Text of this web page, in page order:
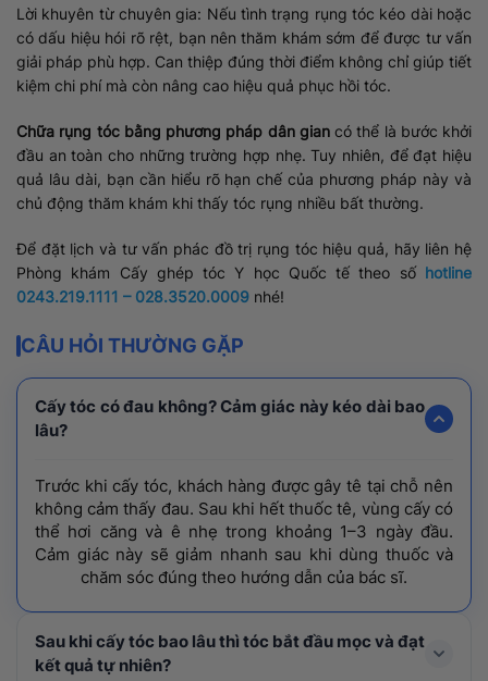
Lời khuyên từ chuyên gia: Nếu tình trạng rụng tóc kéo dài hoặc
có dấu hiệu hói rõ rệt, bạn nên thăm khám sớm để được tư vấn
giải pháp phù hợp. Can thiệp đúng thời điểm không chỉ giúp tiết
kiệm chi phí mà còn nâng cao hiệu quả phục hồi tóc.
Chữa rụng tóc bằng phương pháp dân giancó thể là bước khởi
đầu an toàn cho những trường hợp nhẹ. Tuy nhiên, để đạt hiệu
quả lâu dài, bạn cần hiểu rõ hạn chế của phương pháp này và
chủ động thăm khám khi thấy tóc rụng nhiều bất thường.
Để đặt lịch và tư vấn phác đồ trị rụng tóc hiệu quả, hãy liên hệ
Phòng khám Cấy ghép tóc Y học Quốc tế theo sốhotline
0243.219.1111 – 028.3520.0009 nhé!
CÂU HỎI THƯỜNG GẶP
Cấy tóc có đau không? Cảm giác này kéo dài bao
lâu?
Trước khi cấy tóc, khách hàng được gây tê tại chỗ nên
không cảm thấy đau. Sau khi hết thuốc tê, vùng cấy có
thể hơi căng và ê nhẹ trong khoảng 1–3 ngày đầu.
Cảm giác này sẽ giảm nhanh sau khi dùng thuốc và
chăm sóc đúng theo hướng dẫn của bác sĩ.
Sau khi cấy tóc bao lâu thì tóc bắt đầu mọc và đạt
kết quả tự nhiên?